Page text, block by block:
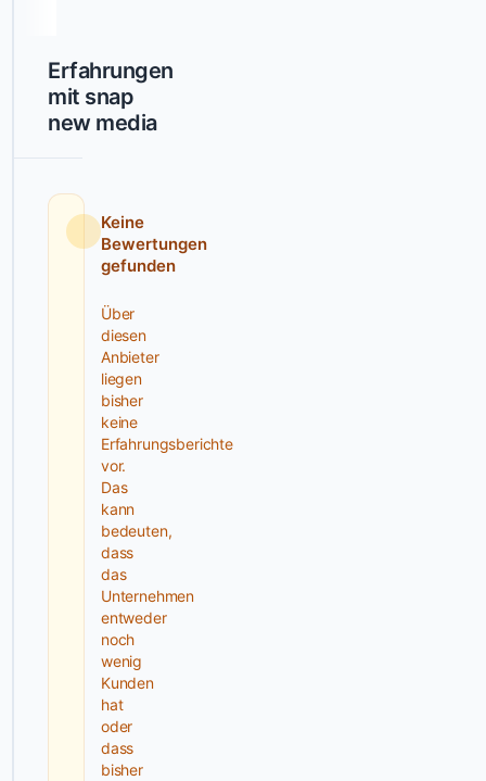
erstellt
Layouts
und
technische
Umsetzung,
WordPress.
Projekte
erwähnen
wiederholt
"Layout
Umsetzung
WordPress"
Methode.
Dadurch
Erfahrungen
mit snap
new media
Keine
Bewertungen
gefunden
Über
diesen
Anbieter
liegen
bisher
keine
Erfahrungsberichte
vor.
Das
kann
bedeuten,
dass
das
Unternehmen
entweder
noch
wenig
Kunden
hat
oder
dass
bisher